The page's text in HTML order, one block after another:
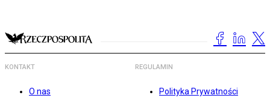
KONTAKT
O nas
REGULAMIN
Polityka Prywatności